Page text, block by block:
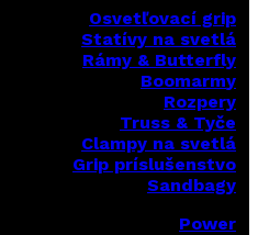
Osvetľovací grip
Statívy na svetlá
Rámy & Butterfly
Boomarmy
Rozpery
Truss & Tyče
Clampy na svetlá
Grip príslušenstvo
Sandbagy
Power